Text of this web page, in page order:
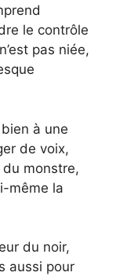
le contrôle
pas niée,
à une
de voix,
du monstre,
même la
du noir,
aussi pour